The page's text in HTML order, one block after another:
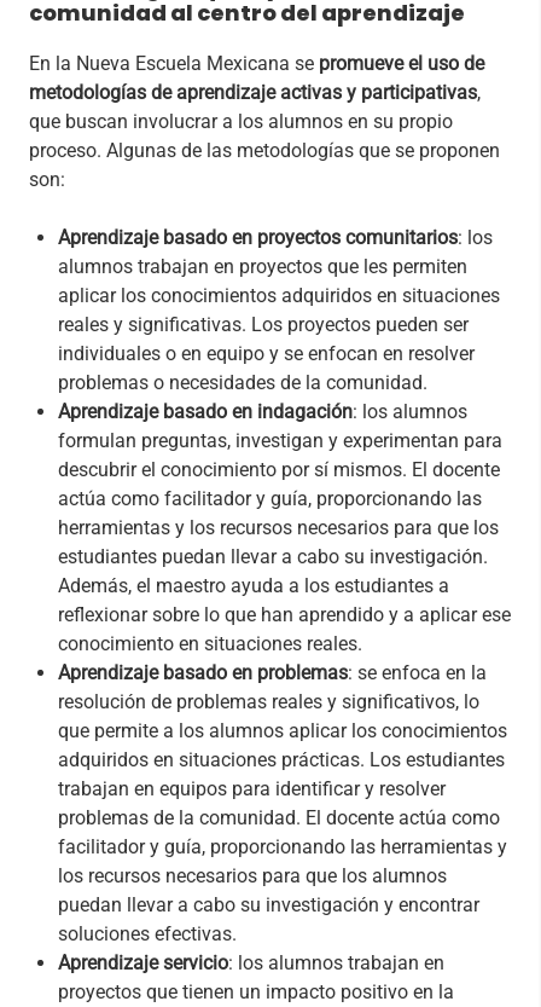
comunidad al centro del aprendizaje
En la Nueva Escuela Mexicana se promueve el uso de
metodologías de aprendizaje activas y participativas,
que buscan involucrar a los alumnos en su propio
proceso. Algunas de las metodologías que se proponen
son:
Aprendizaje basado en proyectos comunitarios: los
alumnos trabajan en proyectos que les permiten
aplicar los conocimientos adquiridos en situaciones
reales y significativas. Los proyectos pueden ser
individuales o en equipo y se enfocan en resolver
problemas o necesidades de la comunidad.
Aprendizaje basado en indagación: los alumnos
formulan preguntas, investigan y experimentan para
descubrir el conocimiento por sí mismos. El docente
actúa como facilitador y guía, proporcionando las
herramientas y los recursos necesarios para que los
estudiantes puedan llevar a cabo su investigación.
Además, el maestro ayuda a los estudiantes a
reflexionar sobre lo que han aprendido y a aplicar ese
conocimiento en situaciones reales.
Aprendizaje basado en problemas: se enfoca en la
resolución de problemas reales y significativos, lo
que permite a los alumnos aplicar los conocimientos
adquiridos en situaciones prácticas. Los estudiantes
trabajan en equipos para identificar y resolver
problemas de la comunidad. El docente actúa como
facilitador y guía, proporcionando las herramientas y
los recursos necesarios para que los alumnos
puedan llevar a cabo su investigación y encontrar
soluciones efectivas.
Aprendizaje servicio: los alumnos trabajan en
proyectos que tienen un impacto positivo en la